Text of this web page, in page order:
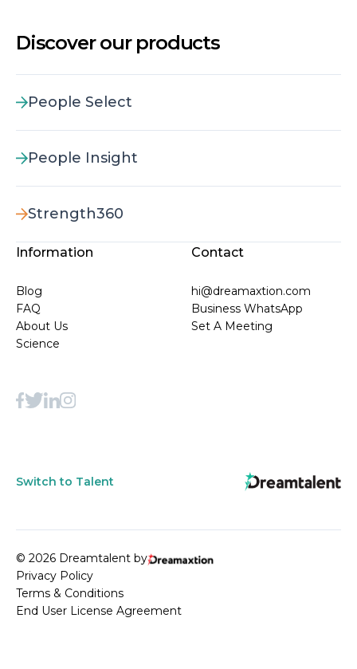
Discover our products
People Select
People Insight
Strength360
Information
Blog
FAQ
About Us
Science
Contact
hi@dreamaxtion.com
Business WhatsApp
Set A Meeting
Switch to Talent
© 2026 Dreamtalent by
Privacy Policy
Terms & Conditions
End User License Agreement